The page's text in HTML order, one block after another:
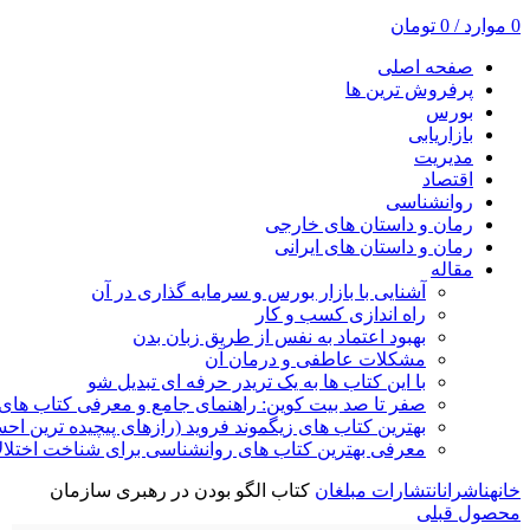
0 موارد /
0 تومان
صفحه اصلی
پرفروش ترین ها
بورس
بازاریابی
مدیریت
اقتصاد
روانشناسی
رمان و داستان های خارجی
رمان و داستان های ایرانی
مقاله
آشنایی با بازار بورس و سرمایه گذاری در آن
راه اندازی کسب و کار
بهبود اعتماد به نفس از طریق زبان بدن
مشکلات عاطفی و درمان آن
با این کتاب ها به یک تریدر حرفه ای تبدیل شو
صفر تا صد بیت کوین: راهنمای جامع و معرفی کتاب های
بهترین کتاب های زیگموند فروید (رازهای پیچیده ترین
معرفی بهترین کتاب های روانشناسی برای شناخت
خانهناشرانانتشارات مبلغان کتاب الگو بودن‏ در رهبری سازمان‏
محصول قبلی